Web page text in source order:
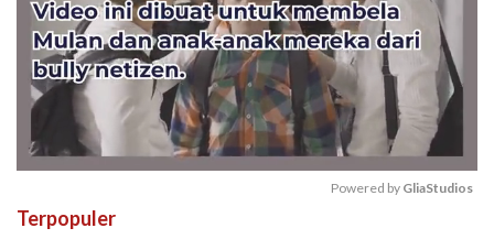
Powered by GliaStudios
Terpopuler